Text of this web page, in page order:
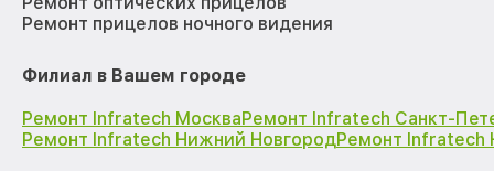
Ремонт прицелов ночного видения
Филиал в Вашем городе
Ремонт Infratech МоскваРемонт Infratech Санкт-
Ремонт Infratech Нижний НовгородРемонт Infratech